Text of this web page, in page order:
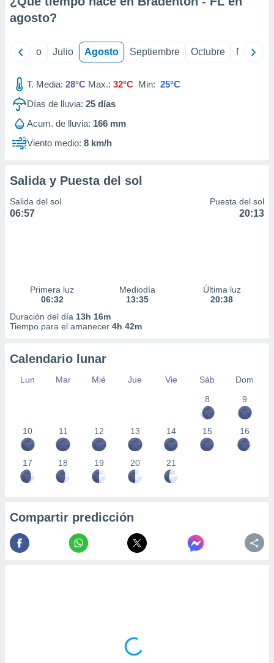
e
publicidad
publicidad
de
agosto?
Junio Julio Agosto Septiembre Octubre
T. Media: 28°C Max.: 32°C Min: 25°C
Días de lluvia: 25 días
Acum. de lluvia: 166 mm
Viento medio: 8 km/h
Salida y Puesta del sol
Salida del sol
06:57
Puesta del sol
20:13
Primera luz
06:32
Mediodía
13:35
Última luz
20:38
Duración del día 13h 16m
Tiempo para el amanecer 4h 42m
Calendario lunar
Lun Mar Mié Jue Vie Sáb
Dom
8
9
10 11 12 13 14 15 16
17 18 19 20 21
Compartir predicción